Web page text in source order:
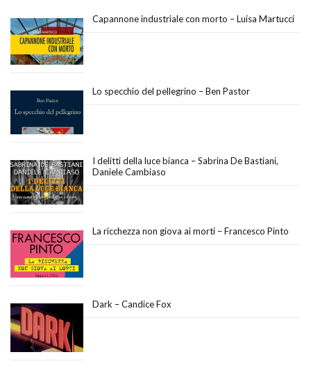
Capannone industriale con morto – Luisa Martucci
Lo specchio del pellegrino – Ben Pastor
I delitti della luce bianca – Sabrina De Bastiani,
Daniele Cambiaso
La ricchezza non giova ai morti – Francesco Pinto
Dark – Candice Fox